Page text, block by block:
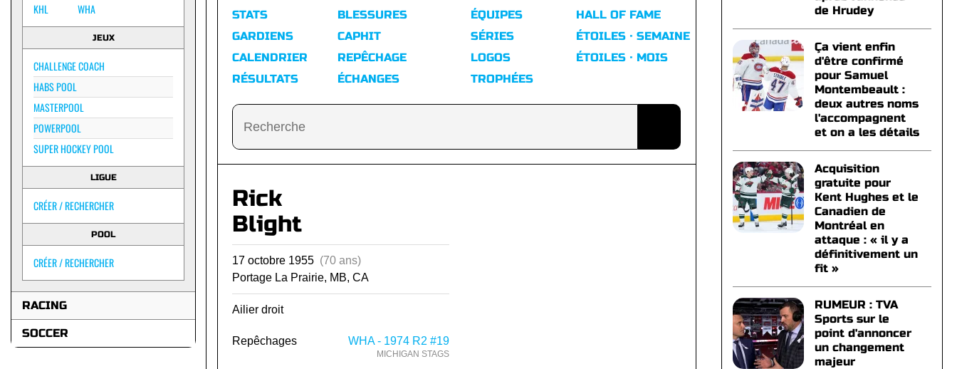
KHL
WHA
JEUX
CHALLENGE COACH
HABS POOL
MASTERPOOL
POWERPOOL
SUPER HOCKEY POOL
LIGUE
CRÉER / RECHERCHER
POOL
CRÉER / RECHERCHER
RACING
SOCCER
STATS
GARDIENS
CALENDRIER
RÉSULTATS
BLESSURES
CAPHIT
REPÊCHAGE
ÉCHANGES
ÉQUIPES
SÉRIES
LOGOS
TROPHÉES
HALL OF FAME
ÉTOILES · SEMAINE
ÉTOILES · MOIS
Rick
Blight
17 octobre 1955 (70 ans)
Portage La Prairie, MB, CA
Ailier droit
Repêchages WHA - 1974 R2 #19
MICHIGAN STAGS
de Hrudey
Ça vient enfin
d'être confirmé
pour Samuel
Montembeault :
deux autres noms
l'accompagnent
et on a les détails
Acquisition
gratuite pour
Kent Hughes et le
Canadien de
Montréal en
attaque : « il y a
définitivement un
fit »
RUMEUR : TVA
Sports sur le
point d'annoncer
un changement
majeur